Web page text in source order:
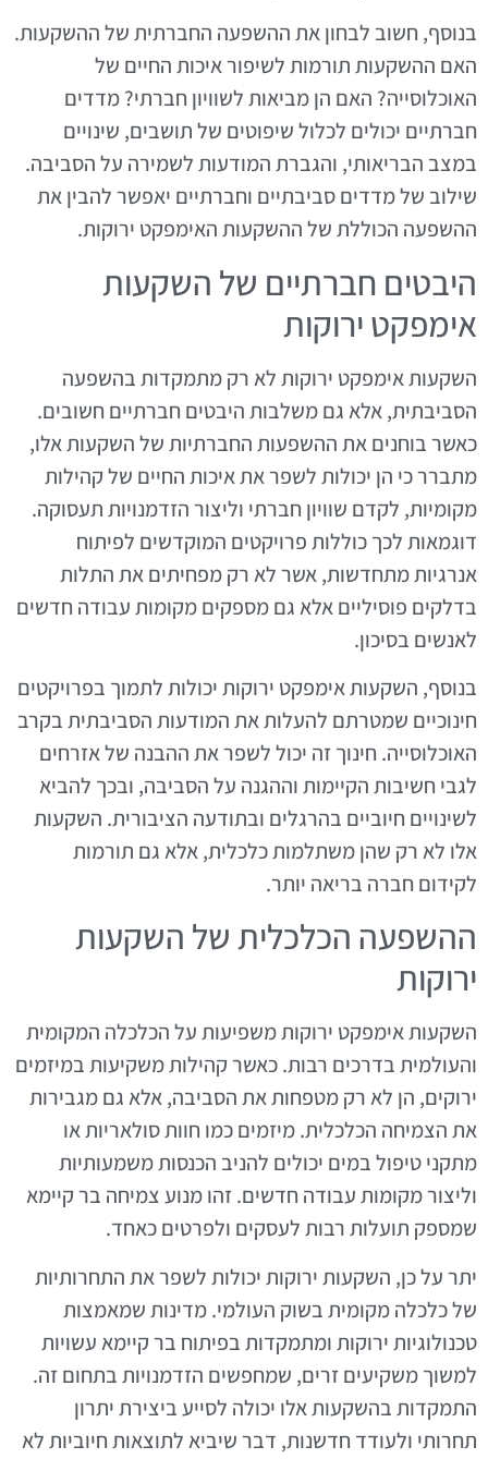
בנוסף, חשוב לבחון את ההשפעה החברתית של ההשקעות.
האם ההשקעות תורמות לשיפור איכות החיים של
האוכלוסייה? האם הן מביאות לשוויון חברתי? מדדים
חברתיים יכולים לכלול שיפוטים של תושבים, שינויים
במצב הבריאותי, והגברת המודעות לשמירה על הסביבה.
שילוב של מדדים סביבתיים וחברתיים יאפשר להבין את
ההשפעה הכוללת של ההשקעות האימפקט ירוקות.
היבטים חברתיים של השקעות
אימפקט ירוקות
השקעות אימפקט ירוקות לא רק מתמקדות בהשפעה
הסביבתית, אלא גם משלבות היבטים חברתיים חשובים.
כאשר בוחנים את ההשפעות החברתיות של השקעות אלו,
מתברר כי הן יכולות לשפר את איכות החיים של קהילות
מקומיות, לקדם שוויון חברתי וליצור הזדמנויות תעסוקה.
דוגמאות לכך כוללות פרויקטים המוקדשים לפיתוח
אנרגיות מתחדשות, אשר לא רק מפחיתים את התלות
בדלקים פוסיליים אלא גם מספקים מקומות עבודה חדשים
לאנשים בסיכון.
בנוסף, השקעות אימפקט ירוקות יכולות לתמוך בפרויקטים
חינוכיים שמטרתם להעלות את המודעות הסביבתית בקרב
האוכלוסייה. חינוך זה יכול לשפר את ההבנה של אזרחים
לגבי חשיבות הקיימות וההגנה על הסביבה, ובכך להביא
לשינויים חיוביים בהרגלים ובתודעה הציבורית. השקעות
אלו לא רק שהן משתלמות כלכלית, אלא גם תורמות
לקידום חברה בריאה יותר.
ההשפעה הכלכלית של השקעות
ירוקות
השקעות אימפקט ירוקות משפיעות על הכלכלה המקומית
והעולמית בדרכים רבות. כאשר קהילות משקיעות במיזמים
ירוקים, הן לא רק מטפחות את הסביבה, אלא גם מגבירות
את הצמיחה הכלכלית. מיזמים כמו חוות סולאריות או
מתקני טיפול במים יכולים להניב הכנסות משמעותיות
וליצור מקומות עבודה חדשים. זהו מנוע צמיחה בר קיימא
שמספק תועלות רבות לעסקים ולפרטים כאחד.
יתר על כן, השקעות ירוקות יכולות לשפר את התחרותיות
של כלכלה מקומית בשוק העולמי. מדינות שמאמצות
טכנולוגיות ירוקות ומתמקדות בפיתוח בר קיימא עשויות
למשוך משקיעים זרים, שמחפשים הזדמנויות בתחום זה.
התמקדות בהשקעות אלו יכולה לסייע ביצירת יתרון
תחרותי ולעודד חדשנות, דבר שיביא לתוצאות חיוביות לא